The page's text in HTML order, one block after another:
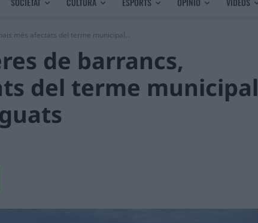
més afectats del terme municipal...
de barrancs,
del terme municipal